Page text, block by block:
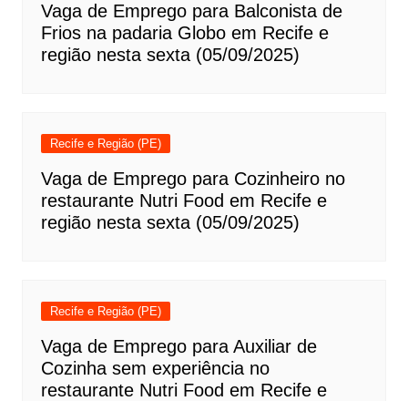
Vaga de Emprego para Balconista de
Frios na padaria Globo em Recife e
região nesta sexta (05/09/2025)
Recife e Região (PE)
Vaga de Emprego para Cozinheiro no
restaurante Nutri Food em Recife e
região nesta sexta (05/09/2025)
Recife e Região (PE)
Vaga de Emprego para Auxiliar de
Cozinha sem experiência no
restaurante Nutri Food em Recife e